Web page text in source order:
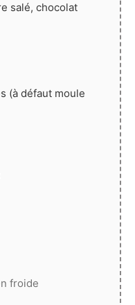
salé, chocolat
(à défaut moule
froide